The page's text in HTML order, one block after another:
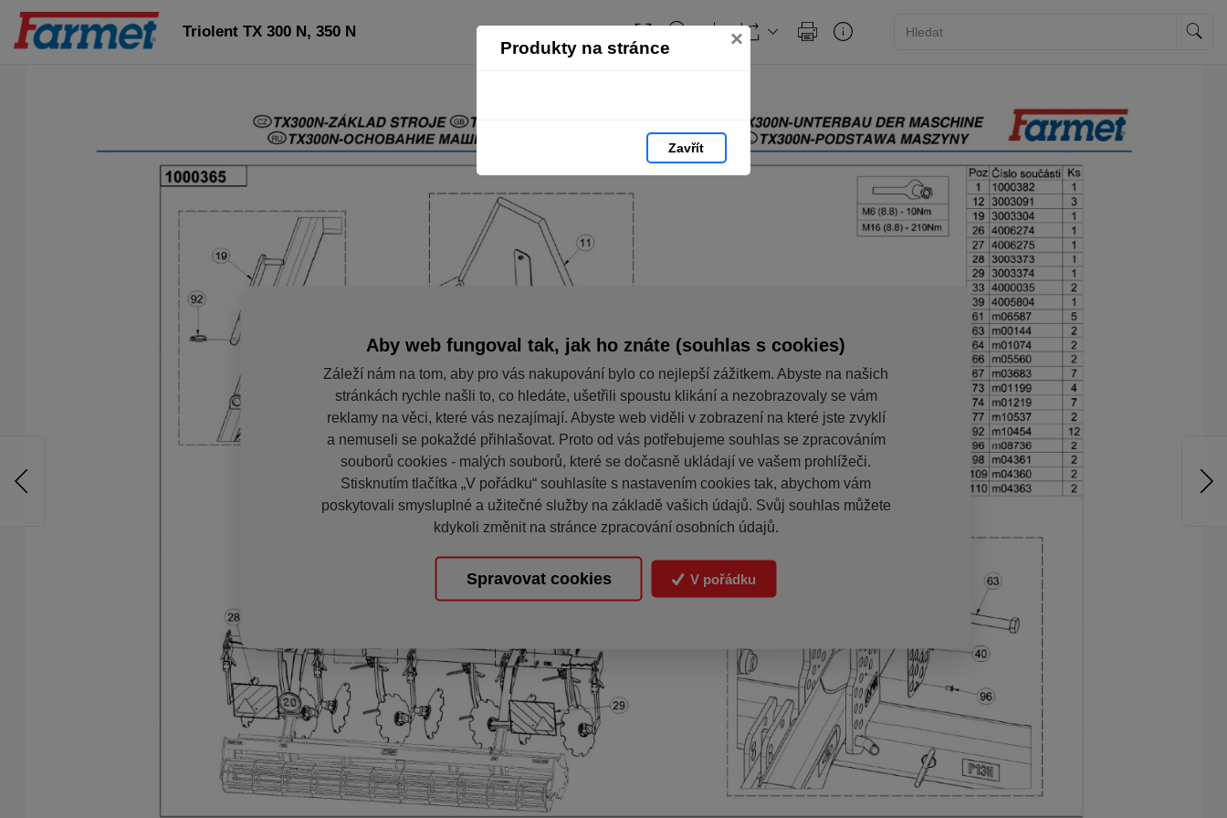
Produkty na stránce ×
Zavřít
Triolent TX 300 N, 350 N
Aby web fungoval tak, jak ho znáte (souhlas s cookies)
Záleží nám na tom, aby pro vás nakupování bylo co nejlepší zážitkem. Abyste na našich
stránkách rychle našli to, co hledáte, ušetřili spoustu klikání a nezobrazovaly se vám
reklamy na věci, které vás nezajímají. Abyste web viděli v zobrazení na které jste zvyklí
a nemuseli se pokaždé přihlašovat. Proto od vás potřebujeme souhlas se zpracováním
souborů cookies - malých souborů, které se dočasně ukládají ve vašem prohlížeči.
Stisknutím tlačítka „V pořádku“ souhlasíte s nastavením cookies tak, abychom vám
poskytovali smysluplné a užitečné služby na základě vašich údajů. Svůj souhlas můžete
kdykoli změnit na stránce zpracování osobních údajů.
Spravovat cookies V pořádku